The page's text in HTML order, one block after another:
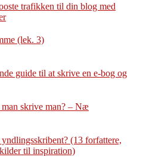
trafikken til din blog med
(lek. 3)
guide til at skrive en e-bog og
skrive man? – Næ
(13 forfattere,
til inspiration)